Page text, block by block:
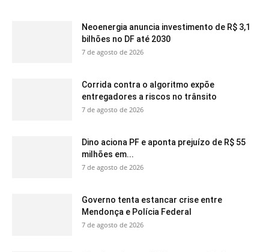
Neoenergia anuncia investimento de R$ 3,1
bilhões no DF até 2030
7 de agosto de 2026
Corrida contra o algoritmo expõe
entregadores a riscos no trânsito
7 de agosto de 2026
Dino aciona PF e aponta prejuízo de R$ 55
milhões em...
7 de agosto de 2026
Governo tenta estancar crise entre
Mendonça e Polícia Federal
7 de agosto de 2026